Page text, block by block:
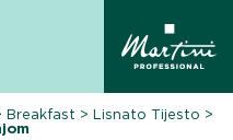
Breakfast >Lisnato Tijesto >